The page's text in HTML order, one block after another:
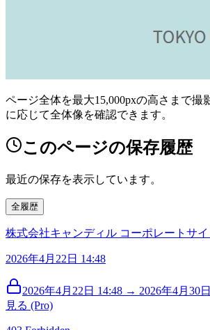
ページ全体を最大15,000pxの高さまで撮
に応じて全体像を確認できます。
このページの保存履歴
最近の保存を表示しています。
全履歴
株式会社キャンディル コーポレートサイ
2026年4月22日 14:48
2026年4月22日 14:48 → 2026年4月30
見る (Pro)